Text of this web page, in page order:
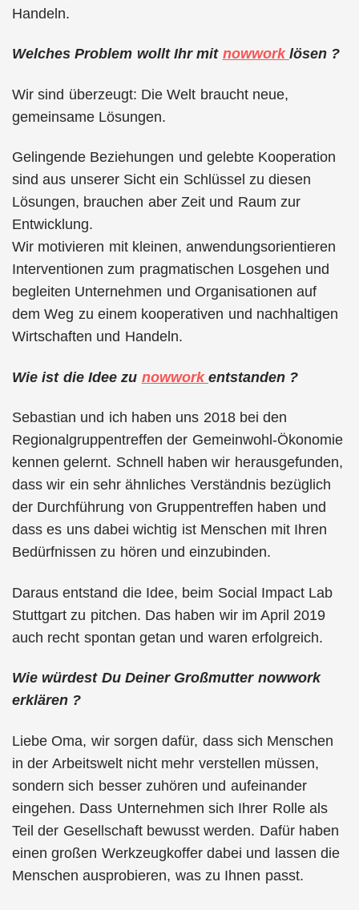
Handeln.
Welches Problem wollt Ihr mit nowwork lösen ?
Wir sind überzeugt: Die Welt braucht neue,
gemeinsame Lösungen.
Gelingende Beziehungen und gelebte Kooperation
sind aus unserer Sicht ein Schlüssel zu diesen
Lösungen, brauchen aber Zeit und Raum zur
Entwicklung.
Wir motivieren mit kleinen, anwendungsorientieren
Interventionen zum pragmatischen Losgehen und
begleiten Unternehmen und Organisationen auf
dem Weg zu einem kooperativen und nachhaltigen
Wirtschaften und Handeln.
Wie ist die Idee zu nowwork entstanden ?
Sebastian und ich haben uns 2018 bei den
Regionalgruppentreffen der Gemeinwohl-Ökonomie
kennen gelernt. Schnell haben wir herausgefunden,
dass wir ein sehr ähnliches Verständnis bezüglich
der Durchführung von Gruppentreffen haben und
dass es uns dabei wichtig ist Menschen mit Ihren
Bedürfnissen zu hören und einzubinden.
Daraus entstand die Idee, beim Social Impact Lab
Stuttgart zu pitchen. Das haben wir im April 2019
auch recht spontan getan und waren erfolgreich.
Wie würdest Du Deiner Großmutter nowwork
erklären ?
Liebe Oma, wir sorgen dafür, dass sich Menschen
in der Arbeitswelt nicht mehr verstellen müssen,
sondern sich besser zuhören und aufeinander
eingehen. Dass Unternehmen sich Ihrer Rolle als
Teil der Gesellschaft bewusst werden. Dafür haben
einen großen Werkzeugkoffer dabei und lassen die
Menschen ausprobieren, was zu Ihnen passt.